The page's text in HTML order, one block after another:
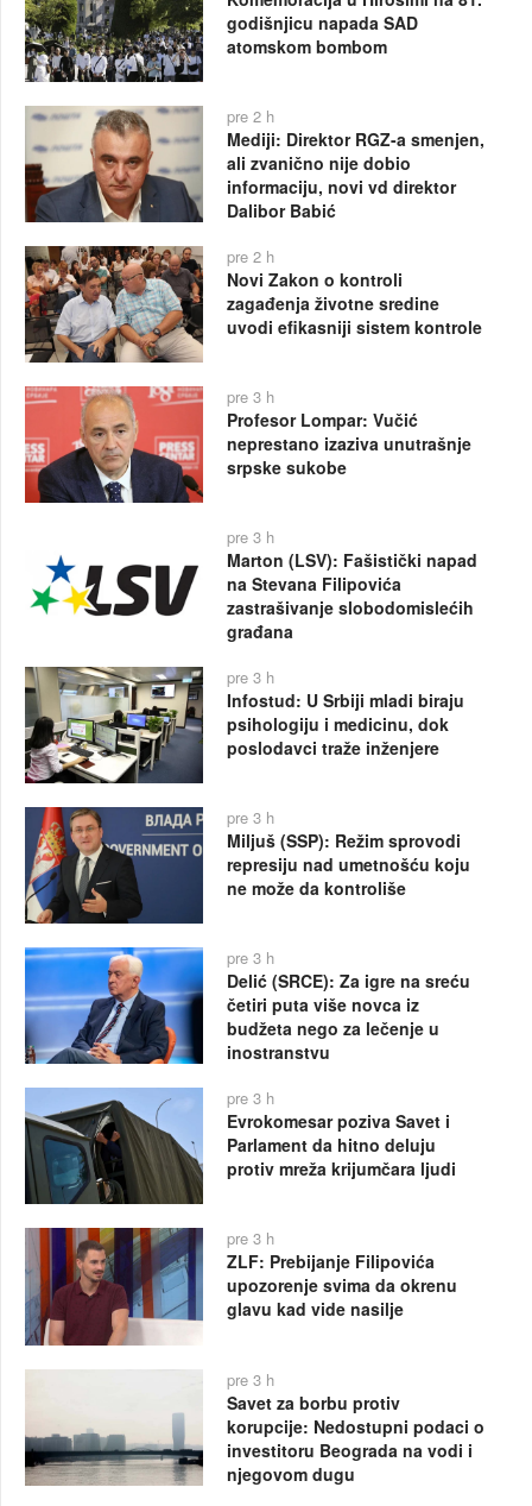
godišnjicu napada SAD
atomskom bombom
pre 2 h
Mediji: Direktor RGZ-a smenjen,
ali zvanično nije dobio
informaciju, novi vd direktor
Dalibor Babić
pre 2 h
Novi Zakon o kontroli
zagađenja životne sredine
uvodi efikasniji sistem kontrole
pre 3 h
Profesor Lompar: Vučić
neprestano izaziva unutrašnje
srpske sukobe
pre 3 h
Marton (LSV): Fašistički napad
na Stevana Filipovića
zastrašivanje slobodomislećih
građana
pre 3 h
Infostud: U Srbiji mladi biraju
psihologiju i medicinu, dok
poslodavci traže inženjere
pre 3 h
Miljuš (SSP): Režim sprovodi
represiju nad umetnošću koju
ne može da kontroliše
pre 3 h
Delić (SRCE): Za igre na sreću
četiri puta više novca iz
budžeta nego za lečenje u
inostranstvu
pre 3 h
Evrokomesar poziva Savet i
Parlament da hitno deluju
protiv mreža krijumčara ljudi
pre 3 h
ZLF: Prebijanje Filipovića
upozorenje svima da okrenu
glavu kad vide nasilje
pre 3 h
Savet za borbu protiv
korupcije: Nedostupni podaci o
investitoru Beograda na vodi i
njegovom dugu